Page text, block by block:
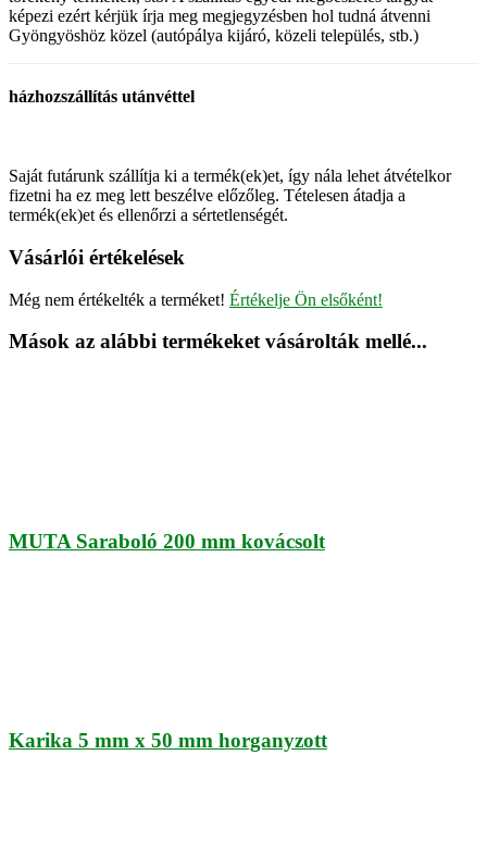
képezi ezért kérjük írja meg megjegyzésben hol tudná átvenni
Gyöngyöshöz közel (autópálya kijáró, közeli település, stb.)
házhozszállítás utánvéttel
Saját futárunk szállítja ki a termék(ek)et, így nála lehet átvételkor
fizetni ha ez meg lett beszélve előzőleg. Tételesen átadja a
termék(ek)et és ellenőrzi a sértetlenségét.
Vásárlói értékelések
Még nem értékelték a terméket! Értékelje Ön elsőként!
Mások az alábbi termékeket vásárolták mellé...
MUTA Saraboló 200 mm kovácsolt
Karika 5 mm x 50 mm horganyzott